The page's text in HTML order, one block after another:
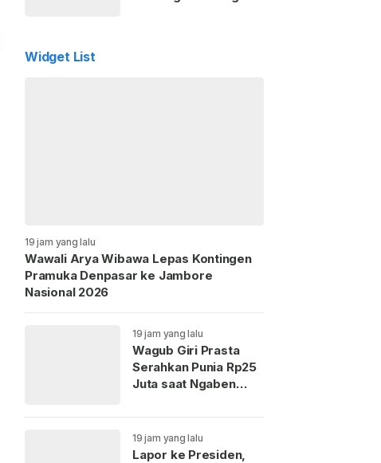
Widget List
19 jam yang lalu
Wawali Arya Wibawa Lepas Kontingen
Pramuka Denpasar ke Jambore
Nasional 2026
19 jam yang lalu
Wagub Giri Prasta
Serahkan Punia Rp25
Juta saat Ngaben
19 jam yang lalu
Lapor ke Presiden,